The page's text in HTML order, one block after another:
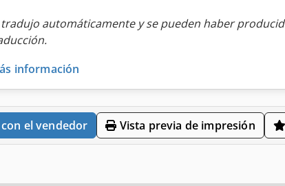
tradujo automáticamente y se pueden haber
información
el vendedor Vista previa de impresión